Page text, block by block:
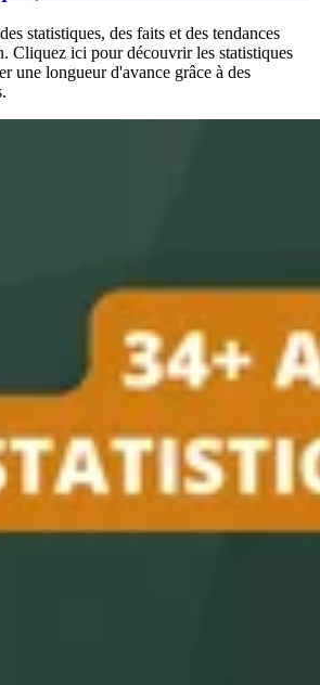
statistiques, des faits et des tendances
Cliquez ici pour découvrir les statistiques
une longueur d'avance grâce à des